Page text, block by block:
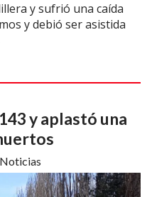
y sufrió una caída
y debió ser asistida
y aplastó una